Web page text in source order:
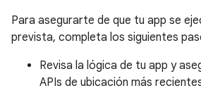
Para asegurarte de que tu app se
prevista, completa los siguientes
Revisa la lógica de tu app y
APIs de ubicación más